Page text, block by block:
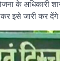
के अधिकारी
इसे जारी कर